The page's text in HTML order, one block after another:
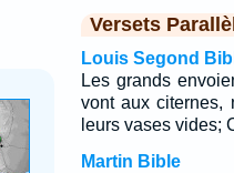
Versets
Louis Segond
Les grands
vont aux citernes,
leurs vases vides;
Martin Bible